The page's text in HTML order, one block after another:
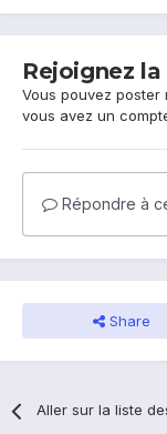
Rejoignez
Vous pouvez poster
vous avez un
Répondre à
Share
Aller sur la liste